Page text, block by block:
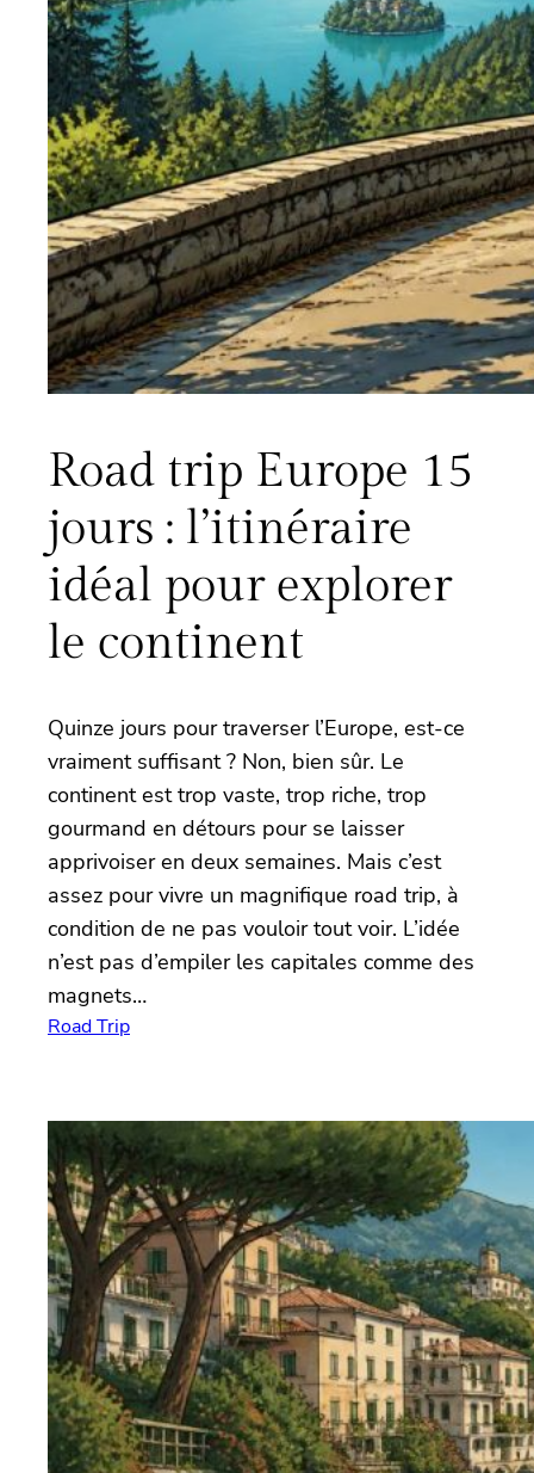
Road trip Europe 15
jours : l’itinéraire
idéal pour explorer
le continent
Quinze jours pour traverser l’Europe, est-ce
vraiment suffisant ? Non, bien sûr. Le
continent est trop vaste, trop riche, trop
gourmand en détours pour se laisser
apprivoiser en deux semaines. Mais c’est
assez pour vivre un magnifique road trip, à
condition de ne pas vouloir tout voir. L’idée
n’est pas d’empiler les capitales comme des
magnets…
Road Trip